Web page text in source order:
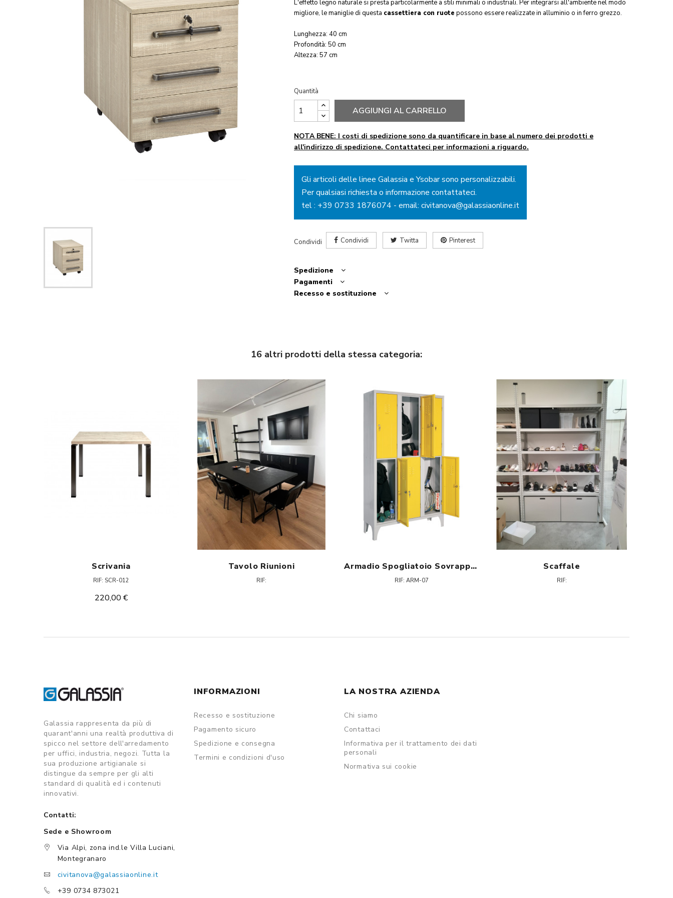
L'effetto legno naturale si presta particolarmente a stili minimali o industriali. Per integrarsi all'ambiente nel modo
migliore, le maniglie di questa cassettiera con ruote possono essere realizzate in alluminio o in ferro grezzo.
Lunghezza: 40 cm
Profondità: 50 cm
Altezza: 57 cm
Quantità
AGGIUNGI AL CARRELLO
NOTA BENE: I costi di spedizione sono da quantificare in base al numero dei prodotti e
all'indirizzo di spedizione. Contattateci per informazioni a riguardo.
Gli articoli delle linee Galassia e Ysobar sono personalizzabili.
Per qualsiasi richiesta o informazione contattateci.
tel : +39 0733 1876074 - email: civitanova@galassiaonline.it
Condividi Condividi Twitta Pinterest
Spedizione
Pagamenti
Recesso e sostituzione
16 altri prodotti della stessa categoria:
Scrivania
RIF: SCR-012
220,00 €
Tavolo Riunioni
RIF:
Armadio Spogliatoio Sovrapposto
RIF: ARM-07
Scaffale
RIF:
Galassia rappresenta da più di
quarant'anni una realtà produttiva di
spicco nel settore dell'arredamento
per uffici, industria, negozi. Tutta la
sua produzione artigianale si
distingue da sempre per gli alti
standard di qualità ed i contenuti
innovativi.
Contatti:
Sede e Showroom
Via Alpi, zona ind.le Villa Luciani,
Montegranaro
civitanova@galassiaonline.it
+39 0734 873021
INFORMAZIONI
Recesso e sostituzione
Pagamento sicuro
Spedizione e consegna
Termini e condizioni d'uso
LA NOSTRA AZIENDA
Chi siamo
Contattaci
Informativa per il trattamento dei dati
personali
Normativa sui cookie